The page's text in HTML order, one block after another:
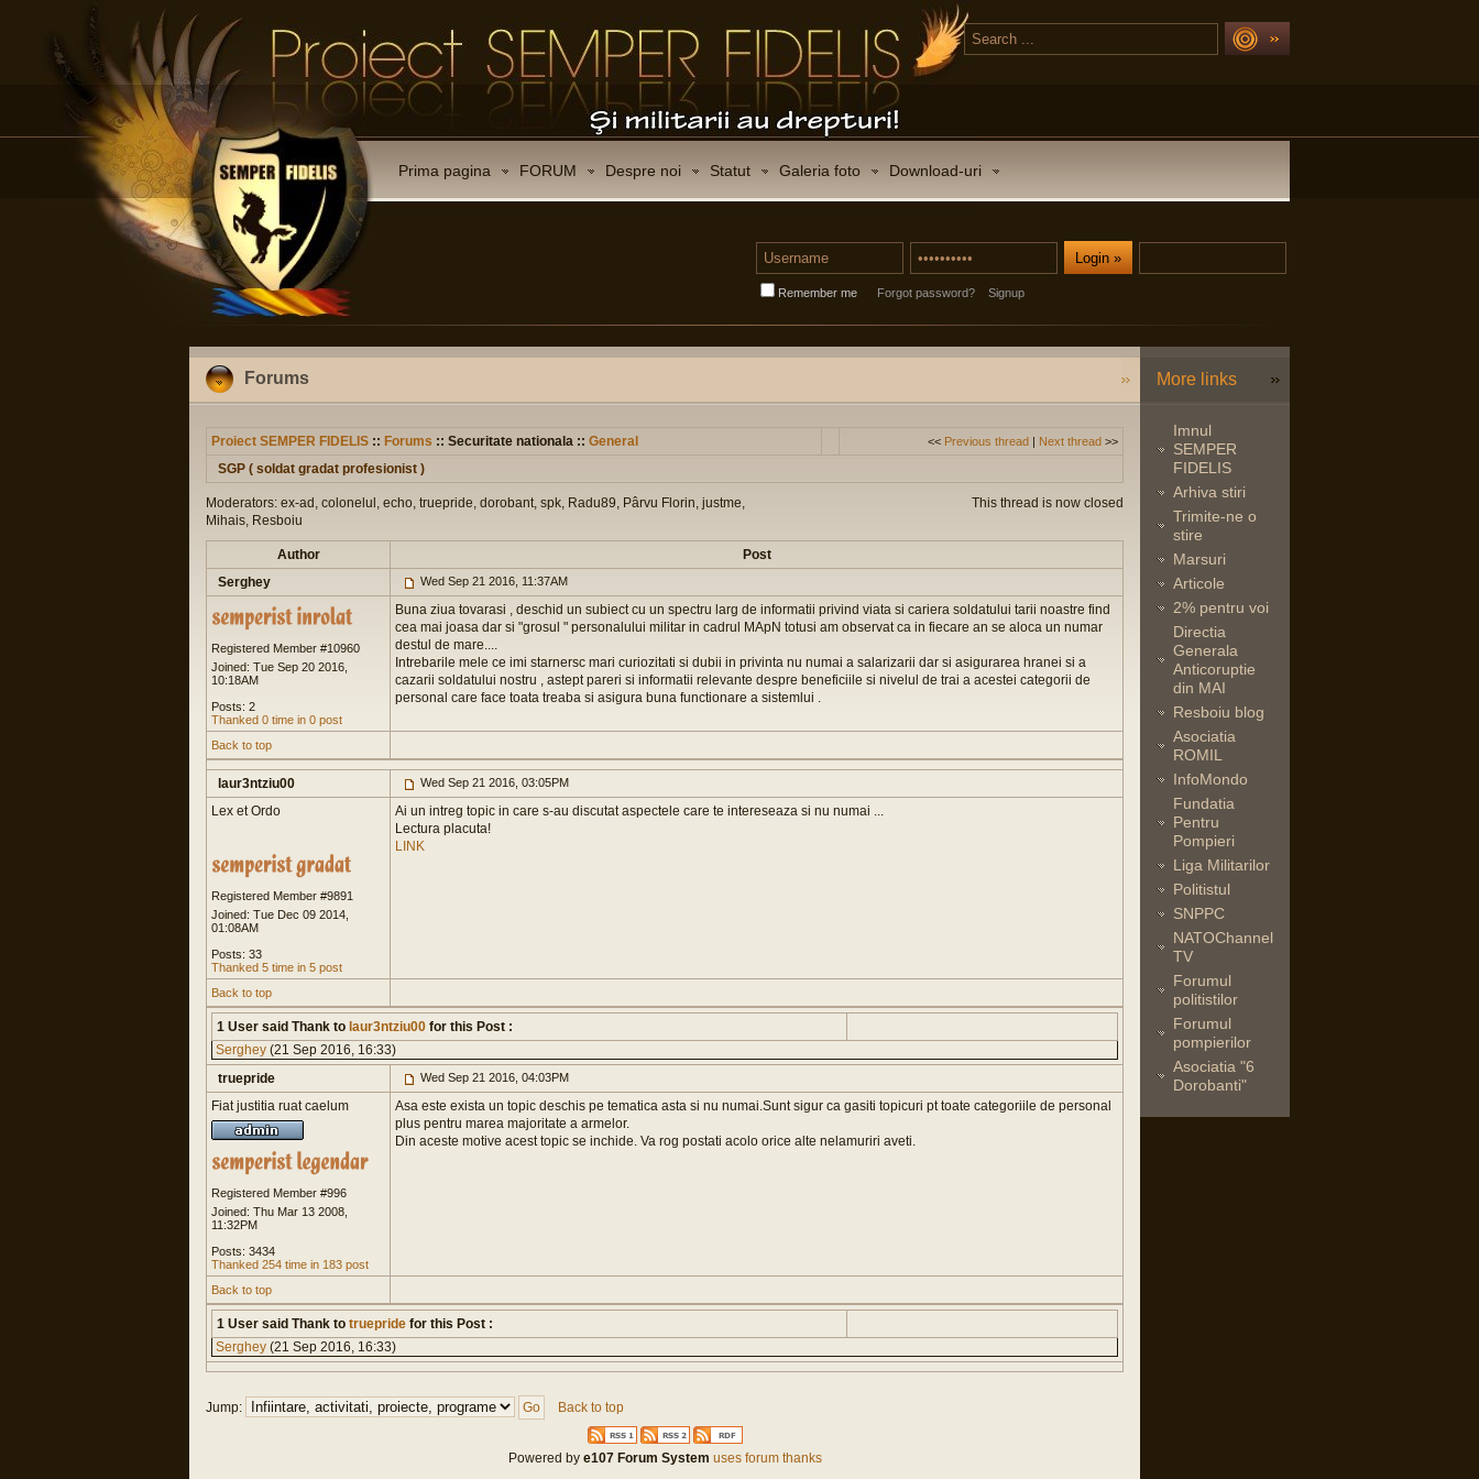
Prima pagina FORUM Despre noi Statut Galeria foto Download-uri
Remember me Forgot password? Signup
Forums
Proiect SEMPER FIDELIS :: Forums :: Securitate nationala :: General << Previous thread | Next thread >>
SGP ( soldat gradat profesionist )
Moderators: ex-ad, colonelul, echo, truepride, dorobant, spk, Radu89, Pârvu Florin, justme,
Mihais, Resboiu
This thread is now closed
Author
Post
Serghey
Wed Sep 21 2016, 11:37AM
Registered Member #10960
Joined: Tue Sep 20 2016,
10:18AM
Posts: 2
Thanked 0 time in 0 post
Buna ziua tovarasi , deschid un subiect cu un spectru larg de informatii privind viata si cariera soldatului tarii noastre find
cea mai joasa dar si "grosul " personalului militar in cadrul MApN totusi am observat ca in fiecare an se aloca un numar
destul de mare....
Intrebarile mele ce imi starnersc mari curiozitati si dubii in privinta nu numai a salarizarii dar si asigurarea hranei si a
cazarii soldatului nostru , astept pareri si informatii relevante despre beneficiile si nivelul de trai a acestei categorii de
personal care face toata treaba si asigura buna functionare a sistemlui .
Back to top
laur3ntziu00 Wed Sep 21 2016, 03:05PM
Lex et Ordo
Registered Member #9891
Joined: Tue Dec 09 2014,
01:08AM
Posts: 33
Thanked 5 time in 5 post
Ai un intreg topic in care s-au discutat aspectele care te intereseaza si nu numai ...
Lectura placuta!
LINK
Back to top
1 User said Thank to laur3ntziu00 for this Post :
Serghey (21 Sep 2016, 16:33)
truepride
Wed Sep 21 2016, 04:03PM
Fiat justitia ruat caelum
Registered Member #996
Joined: Thu Mar 13 2008,
11:32PM
Posts: 3434
Thanked 254 time in 183 post
Asa este exista un topic deschis pe tematica asta si nu numai.Sunt sigur ca gasiti topicuri pt toate categoriile de personal
plus pentru marea majoritate a armelor.
Din aceste motive acest topic se inchide. Va rog postati acolo orice alte nelamuriri aveti.
Back to top
1 User said Thank to truepride for this Post :
Serghey (21 Sep 2016, 16:33)
Jump: Back to top
Powered by e107 Forum System uses forum thanks
More links
Imnul
SEMPER
FIDELIS
Arhiva stiri
Trimite-ne o
stire
Marsuri
Articole
2% pentru voi
Directia
Generala
Anticoruptie
din MAI
Resboiu blog
Asociatia
ROMIL
InfoMondo
Fundatia
Pentru
Pompieri
Liga Militarilor
Politistul
SNPPC
NATOChannel
TV
Forumul
politistilor
Forumul
pompierilor
Asociatia "6
Dorobanti"